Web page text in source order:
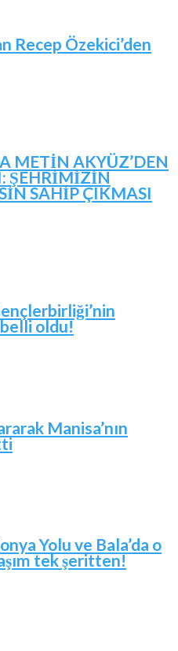
Recep Özekici’den
METİN AKYÜZ’DEN
ŞEHRİMİZİN
SAHİP ÇIKMASI
oldu!
Manisa’nın
Yolu ve Bala’da o
tek şeritten!